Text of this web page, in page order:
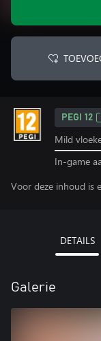
PEGI 12
Mild
In-game
Voor deze inhoud is
DETAILS
Galerie